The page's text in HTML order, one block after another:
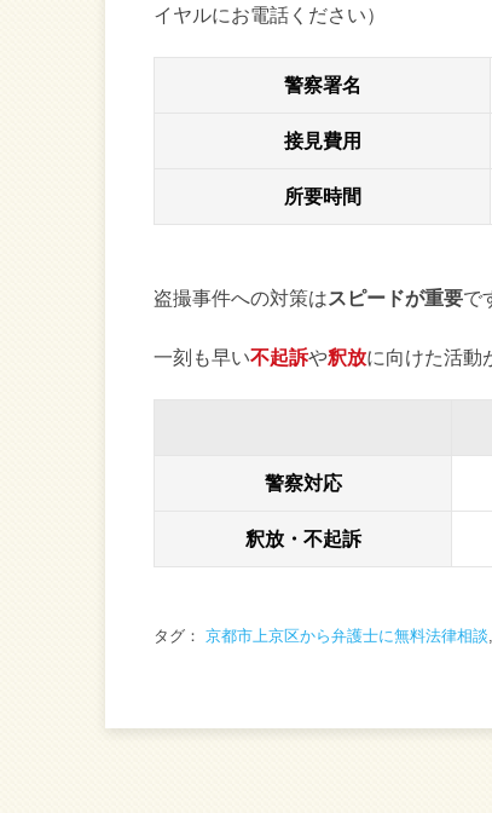
イヤルにお電話ください）
警察署名
接見費用
所要時間
盗撮事件への対策はスピードが重要で
一刻も早い不起訴や釈放に向けた活動
警察対応
釈放・不起訴
タグ： 京都市上京区から弁護士に無料法律相談